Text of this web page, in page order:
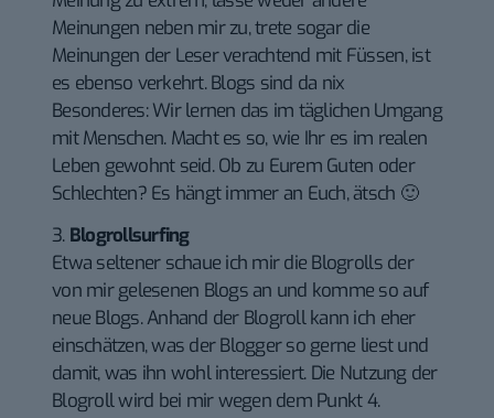
Meinungen neben mir zu, trete sogar die
Meinungen der Leser verachtend mit Füssen, ist
es ebenso verkehrt. Blogs sind da nix
Besonderes: Wir lernen das im täglichen Umgang
mit Menschen. Macht es so, wie Ihr es im realen
Leben gewohnt seid. Ob zu Eurem Guten oder
Schlechten? Es hängt immer an Euch, ätsch 🙂
3. Blogrollsurfing
Etwa seltener schaue ich mir die Blogrolls der
von mir gelesenen Blogs an und komme so auf
neue Blogs. Anhand der Blogroll kann ich eher
einschätzen, was der Blogger so gerne liest und
damit, was ihn wohl interessiert. Die Nutzung der
Blogroll wird bei mir wegen dem Punkt 4.